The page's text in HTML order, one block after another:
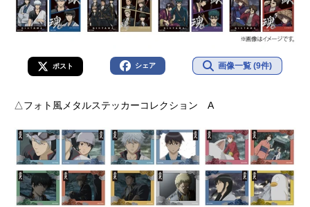
ポスト シェア 画像一覧 (9件)
△フォト風メタルステッカーコレクション A